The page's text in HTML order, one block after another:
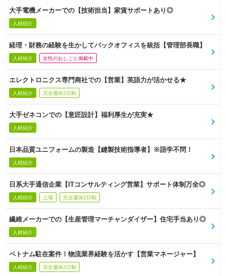
大手電機メーカーでの【技術担当】家賃サポートあり◎
人材紹介
経理・財務の経験を生かしてバックオフィスを統括【管理部長職】
人材紹介 女性のおしごと掲載中
エレクトロニクス専門商社での【営業】英語力が活かせる★
人材紹介 完全週休2日制
大手ゼネコンでの【意匠設計】福利厚生が充実★
人材紹介
日本品質ユニフォームの製造【縫製技術指導者】※語学不問！
人材紹介
日系大手通信企業【ITコンサルティング営業】サポート体制万全◎
人材紹介 上場 完全週休2日制
繊維メーカーでの【生産管理マーチャンダイザー】住宅手当あり◎
人材紹介
ベトナム駐在案件！物流業界経験を活かす【営業マネージャー】
人材紹介 完全週休2日制